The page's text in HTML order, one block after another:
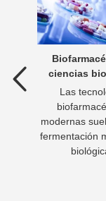
ciencias
Las
modernas
fermentación